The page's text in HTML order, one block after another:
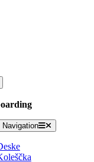
Navigation